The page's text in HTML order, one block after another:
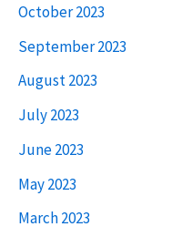
October 2023
September 2023
August 2023
July 2023
June 2023
May 2023
March 2023